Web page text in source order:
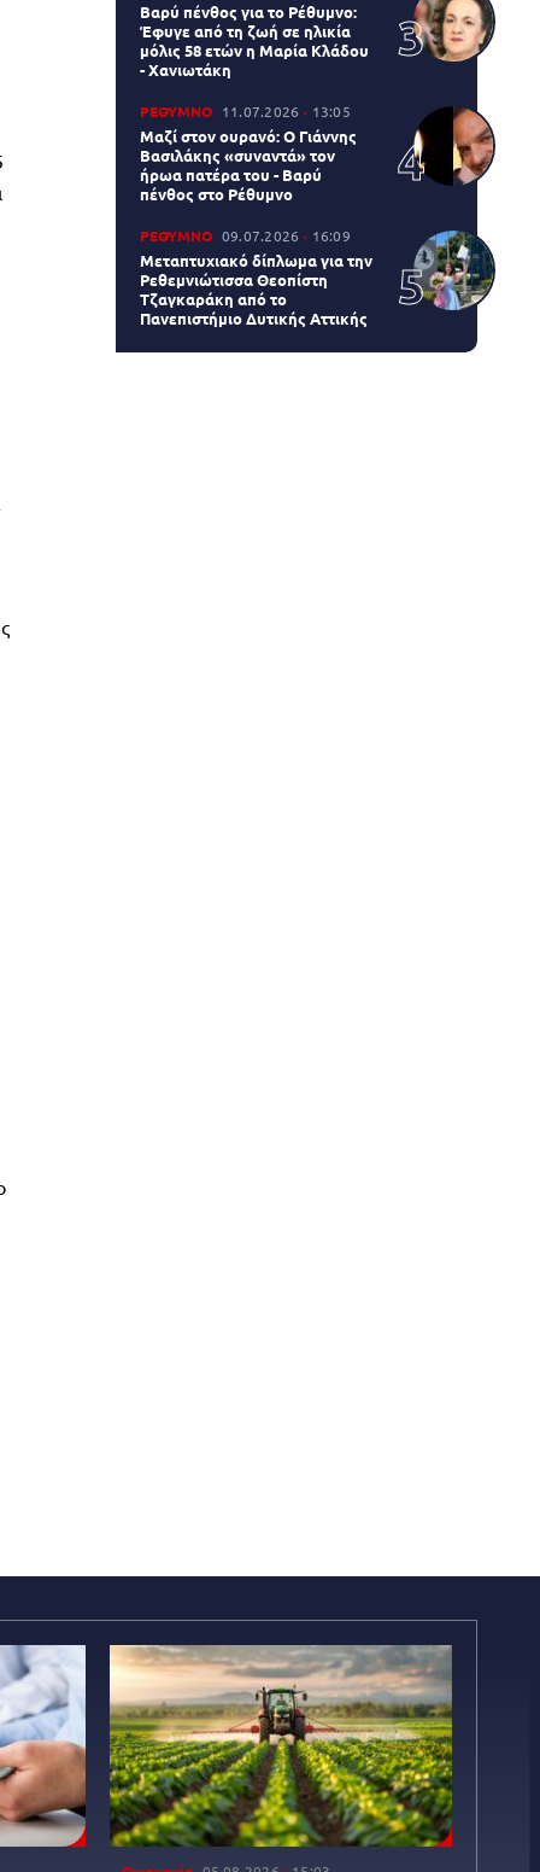
Βαρύ πένθος για το Ρέθυμνο:
Έφυγε από τη ζωή σε ηλικία
μόλις 58 ετών η Μαρία Κλάδου
- Χανιωτάκη
ΡΕΘΥΜΝΟ 11.07.2026 13:05
Μαζί στον ουρανό: Ο Γιάννης
Βασιλάκης «συναντά» τον
ήρωα πατέρα του - Βαρύ
πένθος στο Ρέθυμνο
ΡΕΘΥΜΝΟ 09.07.2026 16:09
Μεταπτυχιακό δίπλωμα για την
Ρεθεμνιώτισσα Θεοπίστη
Τζαγκαράκη από το
Πανεπιστήμιο Δυτικής Αττικής